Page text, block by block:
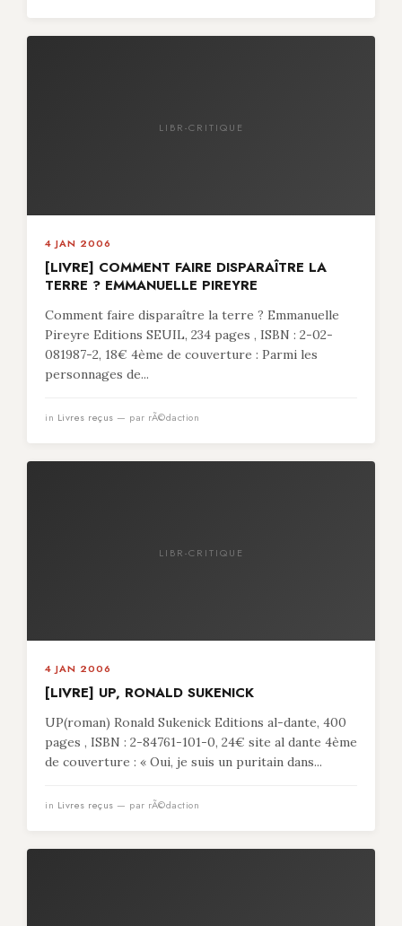
LIBR-CRITIQUE
4 JAN 2006
[LIVRE] COMMENT FAIRE DISPARAÎTRE LA
TERRE ? EMMANUELLE PIREYRE
Comment faire disparaître la terre ? Emmanuelle
Pireyre Editions SEUIL, 234 pages , ISBN : 2-02-
081987-2, 18€ 4ème de couverture : Parmi les
personnages de...
in Livres reçus — par rÃ©daction
LIBR-CRITIQUE
4 JAN 2006
[LIVRE] UP, RONALD SUKENICK
UP(roman) Ronald Sukenick Editions al-dante, 400
pages , ISBN : 2-84761-101-0, 24€ site al dante 4ème
de couverture : « Oui, je suis un puritain dans...
in Livres reçus — par rÃ©daction